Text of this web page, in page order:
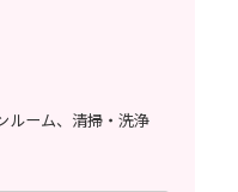
ルーム、清掃・洗浄